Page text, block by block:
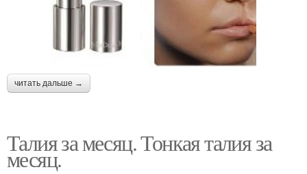
читать дальше →
Талия за месяц. Тонкая талия за
месяц.